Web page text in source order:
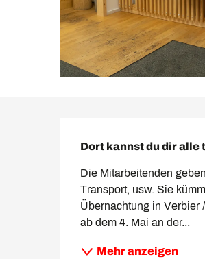
Dort kannst du dir
Die Mitarbeitenden
Transport, usw. Sie
Übernachtung in Verbier
ab dem 4. Mai an der...
Mehr anzeigen